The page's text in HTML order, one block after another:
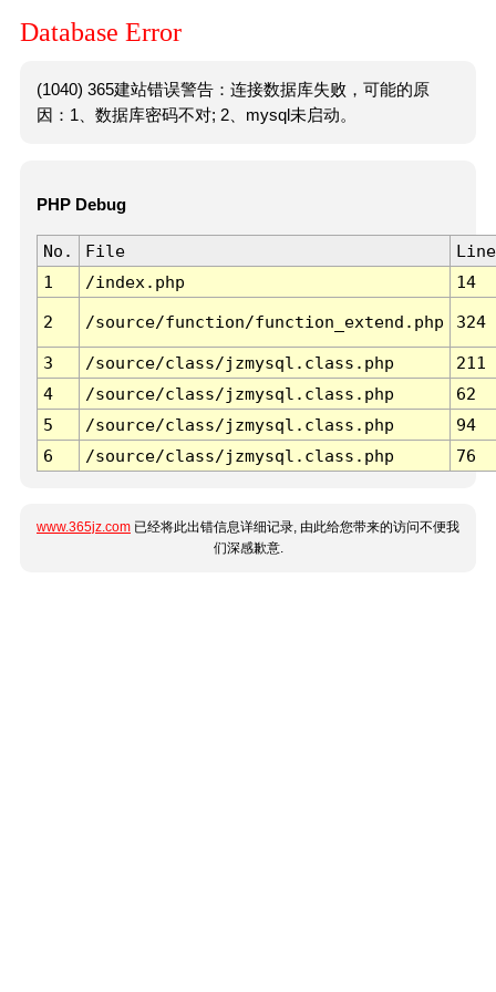
Database Error
(1040) 365建站错误警告：连接数据库失败，可能的原
因：1、数据库密码不对; 2、mysql未启动。
PHP Debug
No. File
Line
1
/index.php 14
2 /source/function/function_extend.php 324
3 /source/class/jzmysql.class.php
211
4
/source/class/jzmysql.class.php
62
5
/source/class/jzmysql.class.php
94
6
/source/class/jzmysql.class.php 76
www.365jz.com 已经将此出错信息详细记录, 由此给您带来的访问不便我
们深感歉意.